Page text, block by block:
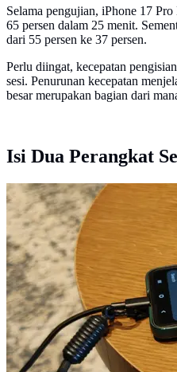
Selama pengujian, iPhone 17
65 persen dalam 25 menit.
dari 55 persen ke 37 persen.
Perlu diingat, kecepatan
sesi. Penurunan kecepatan
besar merupakan bagian dari
Isi Dua Perangkat